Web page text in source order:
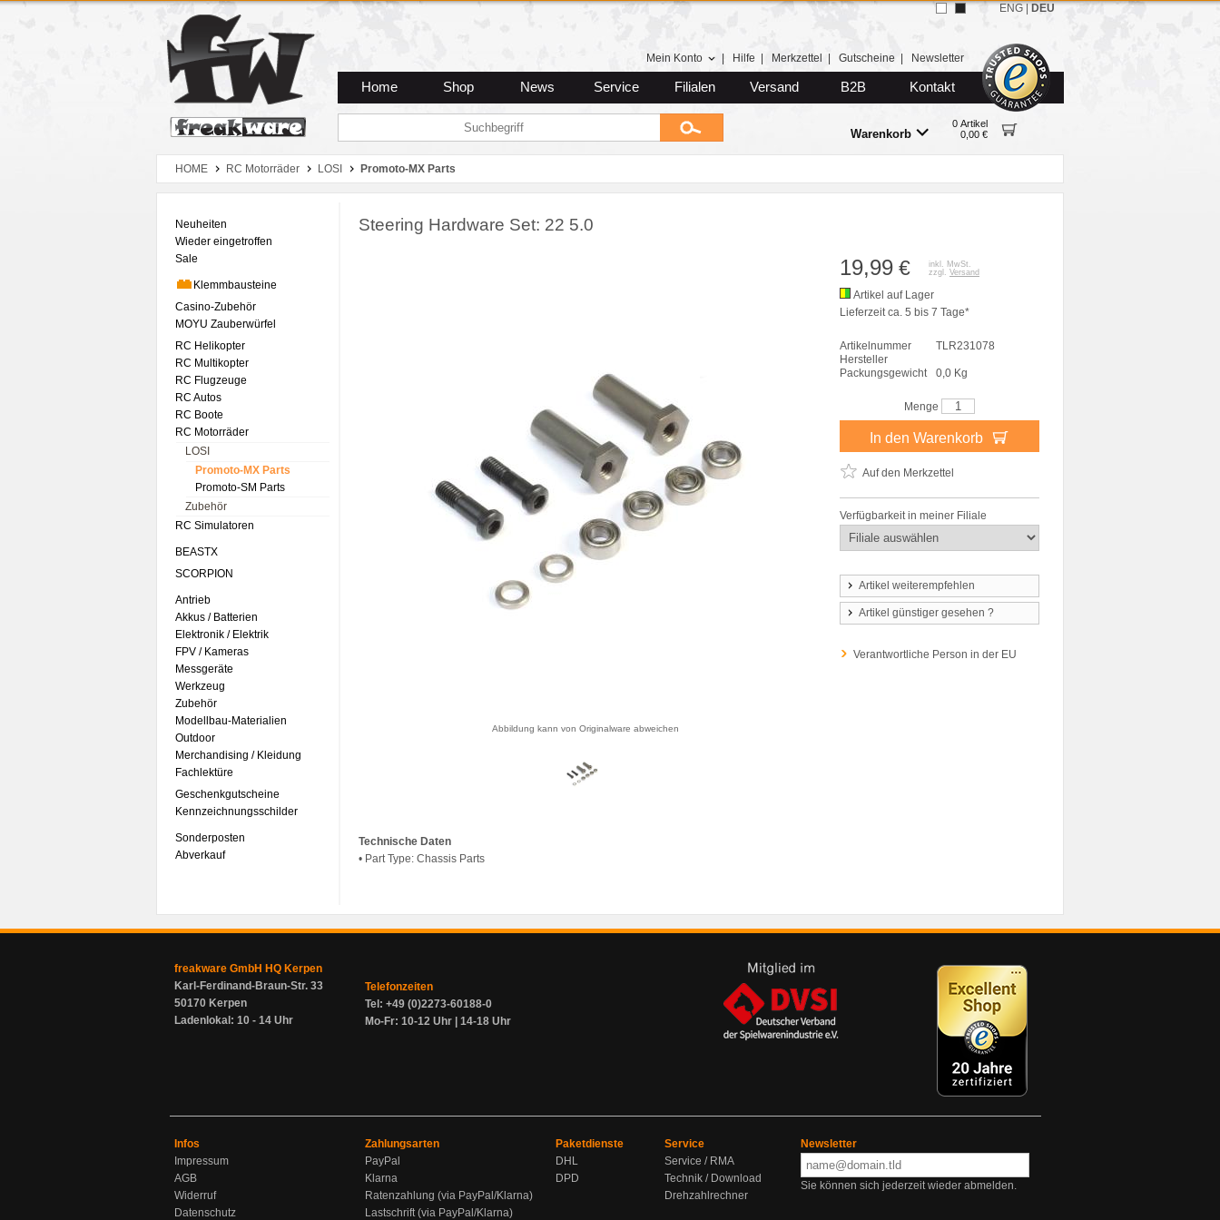
Zum Hauptmenue
Zum Seiteninhalt
Zum Warenkob
Mein Konto Hilfe Merkzettel Gutscheine Newsletter
Home Shop News Service Filialen Versand B2B Kontakt
Warenkorb
0 Artikel
0,00 €
ENG DEU
HOME RC Motorräder LOSI Promoto-MX Parts
Neuheiten
Wieder eingetroffen
Sale
Klemmbausteine
Casino-Zubehör
MOYU Zauberwürfel
RC Helikopter
RC Multikopter
RC Flugzeuge
RC Autos
RC Boote
RC Motorräder
LOSI
Promoto-MX Parts
Promoto-SM Parts
Zubehör
RC Simulatoren
BEASTX
SCORPION
Antrieb
Akkus / Batterien
Elektronik / Elektrik
FPV / Kameras
Messgeräte
Werkzeug
Zubehör
Modellbau-Materialien
Outdoor
Merchandising / Kleidung
Fachlektüre
Geschenkgutscheine
Kennzeichnungsschilder
Sonderposten
Abverkauf
Steering Hardware Set: 22 5.0
Abbildung kann von Originalware abweichen
Technische Daten
• Part Type: Chassis Parts
19,99 €
inkl. MwSt.
zzgl. Versand
Artikel auf Lager
Lieferzeit ca. 5 bis 7 Tage*
Artikelnummer
TLR231078
Hersteller
Packungsgewicht
0,0 Kg
Menge
In den Warenkorb
Auf den Merkzettel
Verfügbarkeit in meiner Filiale
Artikel weiterempfehlen
Artikel günstiger gesehen ?
Verantwortliche Person in der EU
freakware GmbH HQ Kerpen
Karl-Ferdinand-Braun-Str. 33
50170 Kerpen
Ladenlokal: 10 - 14 Uhr
Telefonzeiten
Tel: +49 (0)2273-60188-0
Mo-Fr: 10-12 Uhr | 14-18 Uhr
Infos
Impressum
AGB
Widerruf
Datenschutz
Zahlungsarten
PayPal
Klarna
Ratenzahlung (via PayPal/Klarna)
Lastschrift (via PayPal/Klarna)
Paketdienste
DHL
DPD
Service
Service / RMA
Technik / Download
Drehzahlrechner
Newsletter
Sie können sich jederzeit wieder abmelden.